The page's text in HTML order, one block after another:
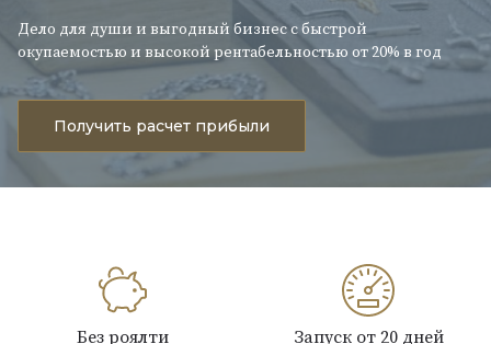
Дело для души и выгодный бизнес с быстрой
окупаемостью и высокой рентабельностью от 20% в год
Получить расчет прибыли
Без роялти
Запуск от 20 дней